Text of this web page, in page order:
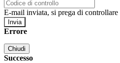
E-mail inviata, si prega di controllare
Errore
Chiudi
Successo